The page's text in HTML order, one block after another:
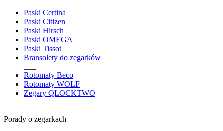
Paski Certina
Paski Citizen
Paski Hirsch
Paski OMEGA
Paski Tissot
Bransolety do zegarków
Rotomaty Beco
Rotomaty WOLF
Zegary QLOCKTWO
Porady o zegarkach